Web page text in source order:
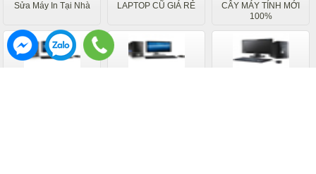
Sửa Máy In Tại Nhà LAPTOP CŨ GIÁ RẺ
CÂY MÁY TÍNH MỚI
100%